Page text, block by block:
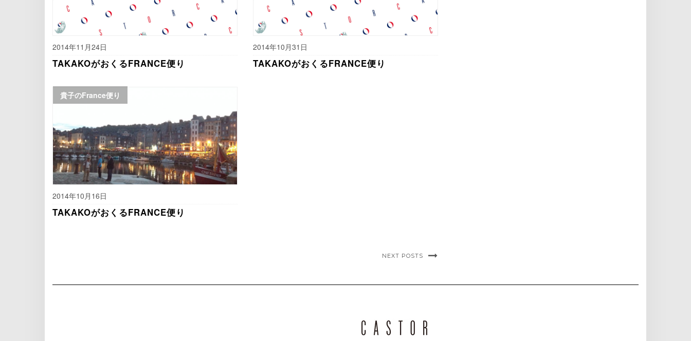
2014年11月24日
TAKAKOがおくるFRANCE便り
2014年10月31日
TAKAKOがおくるFRANCE便り
2014年10月16日
貴子のFrance便り
TAKAKOがおくるFRANCE便り
NEXT POSTS